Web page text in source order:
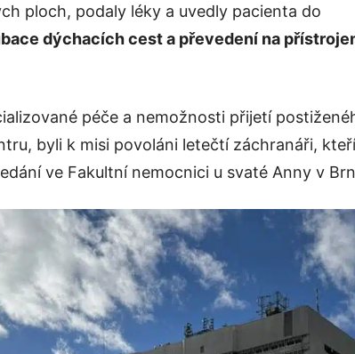
ploch, podaly léky a uvedly pacienta do
dýchacích cest a převedení na
péče a nemožnosti přijetí
byli k misi povoláni letečtí záchranáři, kteří
ve Fakultní nemocnici u svaté Anny v